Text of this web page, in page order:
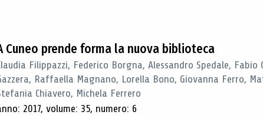
Cuneo prende forma la nuova biblioteca
Filippazzi, Federico Borgna, Alessandro Spedale, Fabio
Raffaella Magnano, Lorella Bono, Giovanna Ferro,
Chiavero, Michela Ferrero
2017, volume: 35, numero: 6